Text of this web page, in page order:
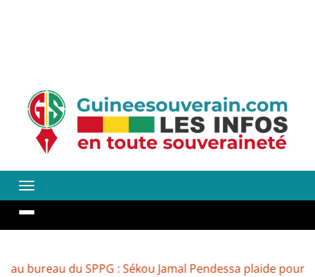
du SPPG : Sékou Jamal Pendessa plaide pour la